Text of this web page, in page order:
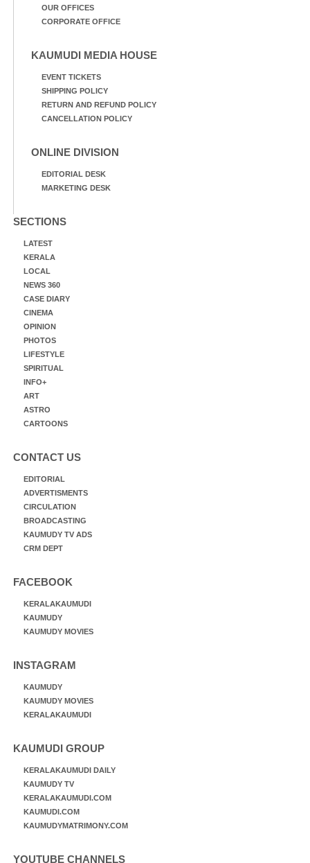
OUR OFFICES
CORPORATE OFFICE
KAUMUDI MEDIA HOUSE
EVENT TICKETS
SHIPPING POLICY
RETURN AND REFUND POLICY
CANCELLATION POLICY
ONLINE DIVISION
EDITORIAL DESK
MARKETING DESK
SECTIONS
LATEST
KERALA
LOCAL
NEWS 360
CASE DIARY
CINEMA
OPINION
PHOTOS
LIFESTYLE
SPIRITUAL
INFO+
ART
ASTRO
CARTOONS
CONTACT US
EDITORIAL
ADVERTISMENTS
CIRCULATION
BROADCASTING
KAUMUDY TV ADS
CRM DEPT
FACEBOOK
KERALAKAUMUDI
KAUMUDY
KAUMUDY MOVIES
INSTAGRAM
KAUMUDY
KAUMUDY MOVIES
KERALAKAUMUDI
KAUMUDI GROUP
KERALAKAUMUDI DAILY
KAUMUDY TV
KERALAKAUMUDI.COM
KAUMUDI.COM
KAUMUDYMATRIMONY.COM
YOUTUBE CHANNELS